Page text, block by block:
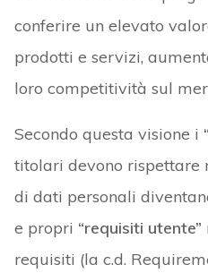
conferire un elevato
prodotti e servizi,
loro competitività sul
Secondo questa visione i
titolari devono rispettare
di dati personali
e propri “requisiti utente”
requisiti (la c.d.